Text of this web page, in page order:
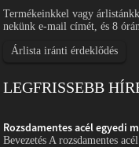
Termékeinkkel vagy
nekünk e-mail címét, és 8
Árlista iránti érdeklődés
LEGFRISSEBB
Rozsdamentes acél egyedi
Bevezetés A rozsdamentes